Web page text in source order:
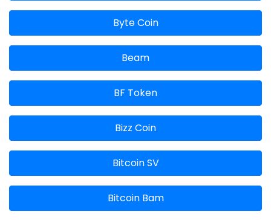
Byte Coin
Beam
BF Token
Bizz Coin
Bitcoin SV
Bitcoin Bam